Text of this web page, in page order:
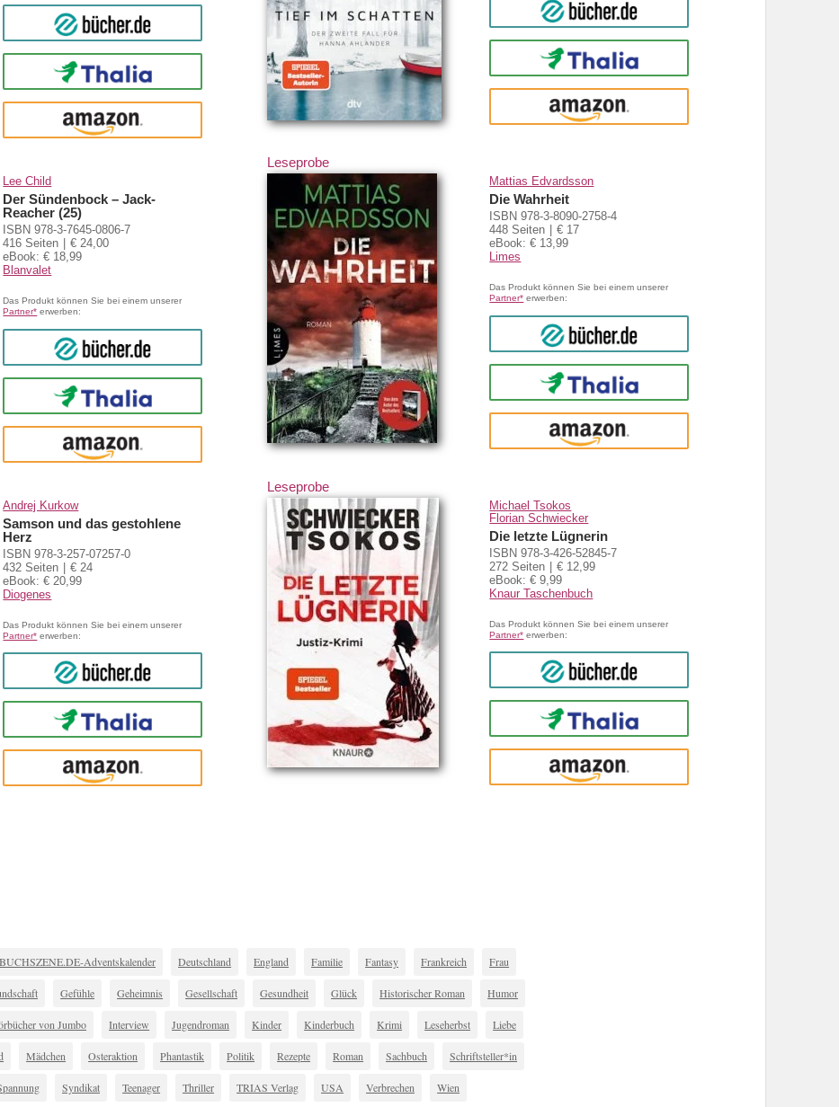
bücher.de
Thalia
amazon
bücher.de
Thalia
amazon
Lee Child
Der Sündenbock – Jack-
Reacher (25)
ISBN 978-3-7645-0806-7
416 Seiten
€ 24,00
eBook: € 18,99
Blanvalet
Das Produkt können Sie bei einem unserer
Partner* erwerben:
bücher.de
Thalia
amazon
Leseprobe
Mattias Edvardsson
Die Wahrheit
ISBN 978-3-8090-2758-4
448 Seiten
€ 17
eBook: € 13,99
Limes
Das Produkt können Sie bei einem unserer
Partner* erwerben:
bücher.de
Thalia
amazon
Andrej Kurkow
Samson und das gestohlene
Herz
ISBN 978-3-257-07257-0
432 Seiten
€ 24
eBook: € 20,99
Diogenes
Das Produkt können Sie bei einem unserer
Partner* erwerben:
bücher.de
Thalia
amazon
Leseprobe
Michael Tsokos
Florian Schwiecker
Die letzte Lügnerin
ISBN 978-3-426-52845-7
272 Seiten
€ 12,99
eBook: € 9,99
Knaur Taschenbuch
Das Produkt können Sie bei einem unserer
Partner* erwerben:
bücher.de
Thalia
amazon
BUCHSZENE.DE-Adventskalender Deutschland England Familie Fantasy Frankreich Frau
Gefühle Geheimnis Gesellschaft Gesundheit Glück Historischer Roman Humor
von Jumbo Interview Jugendroman Kinder Kinderbuch Krimi Leseherbst Liebe
Mädchen Osteraktion Phantastik Politik Rezepte Roman Sachbuch Schriftsteller*in
Syndikat Teenager Thriller TRIAS Verlag USA Verbrechen Wien